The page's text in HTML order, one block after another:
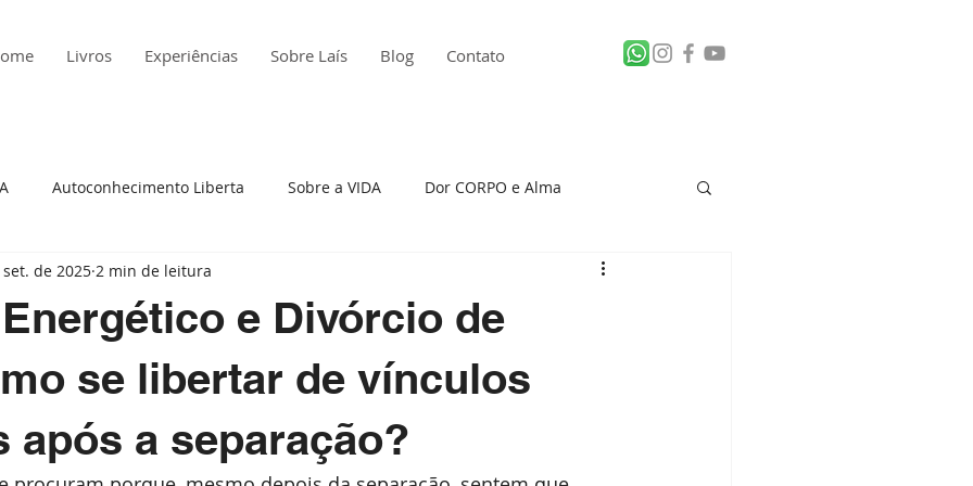
Livros Experiências Sobre Laís Blog Contato
Autoconhecimento Liberta Sobre a VIDA Dor CORPO e Alma
Histórias da Minha Vida
Raiva Depressão Viagem em Presença
Auto cobrança
e Divórcio de
se libertar de vínculos
após a separação?
de 2025 2 min de leitura